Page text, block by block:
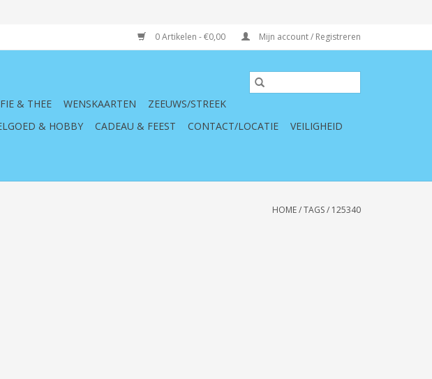
0 Artikelen - €0,00 Mijn account / Registreren
& THEE WENSKAARTEN
ZEEUWS/STREEK
& HOBBY CADEAU & FEEST CONTACT/LOCATIE
VEILIGHEID
HOME/TAGS/ 125340